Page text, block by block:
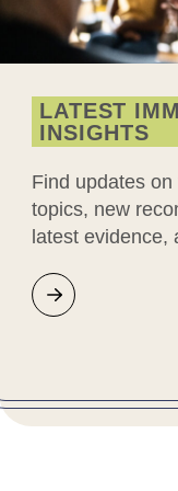
LATEST
INSIGHTS
Find updates
topics, new
latest evidence,